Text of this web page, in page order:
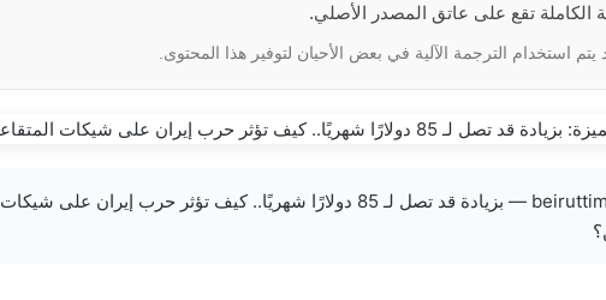
الكاملة تقع على عاتق المصدر الأصلي.
يتم استخدام الترجمة الآلية في بعض الأحيان لتوفير هذا المحتوى.
beiruttime-lb.com — بزيادة قد تصل لـ 85 دولارًا شهريًا.. كيف تؤثر حرب إيران على شيكات